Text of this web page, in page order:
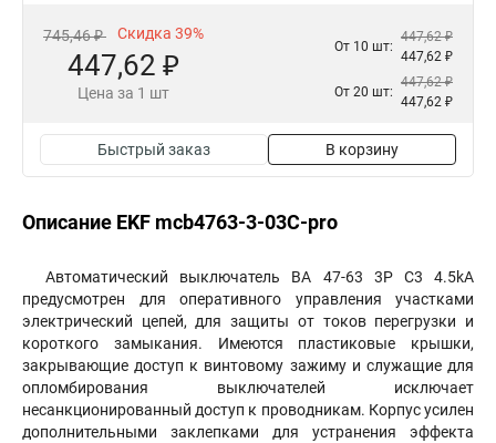
745,46 ₽ Скидка 39%
447,62 ₽
Цена за 1 шт
От 10 шт:
447,62 ₽
447,62 ₽
От 20 шт:
447,62 ₽
447,62 ₽
Быстрый заказ В корзину
Описание EKF mcb4763-3-03C-pro
Автоматический выключатель ВА 47-63 3P C3 4.5kA
предусмотрен для оперативного управления участками
электрический цепей, для защиты от токов перегрузки и
короткого замыкания. Имеются пластиковые крышки,
закрывающие доступ к винтовому зажиму и служащие для
опломбирования выключателей исключает
несанкционированный доступ к проводникам. Корпус усилен
дополнительными заклепками для устранения эффекта